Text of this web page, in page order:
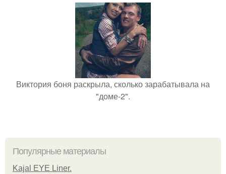
Виктория боня раскрыла, сколько зарабатывала на
"доме-2".
Популярные материалы
Kajal EYE Liner.